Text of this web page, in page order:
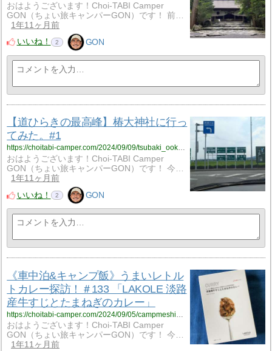
おはようございます！Choi-TABI Camper
GON（ちょい旅キャンパーGON）です！ 前…
1年11ヶ月前
いいね！
2 GON
【道ひらきの最高峰】椿大神社に行っ
てみた。#1
https://choitabi-camper.com/2024/09/09/tsubaki_ookamiyashiro_1/?utm_source=rss&utm_medium=rss&utm_campaign=tsubaki_ookamiyashiro_1
おはようございます！Choi-TABI Camper
GON（ちょい旅キャンパーGON）です！ 今…
1年11ヶ月前
いいね！
2 GON
《車中泊&キャンプ飯》うまいレトル
トカレー探訪！＃133 「LAKOLE 淡路
産牛すじとたまねぎのカレー」
おはようございます！Choi-TABI Camper
GON（ちょい旅キャンパーGON）です！ 今…
1年11ヶ月前